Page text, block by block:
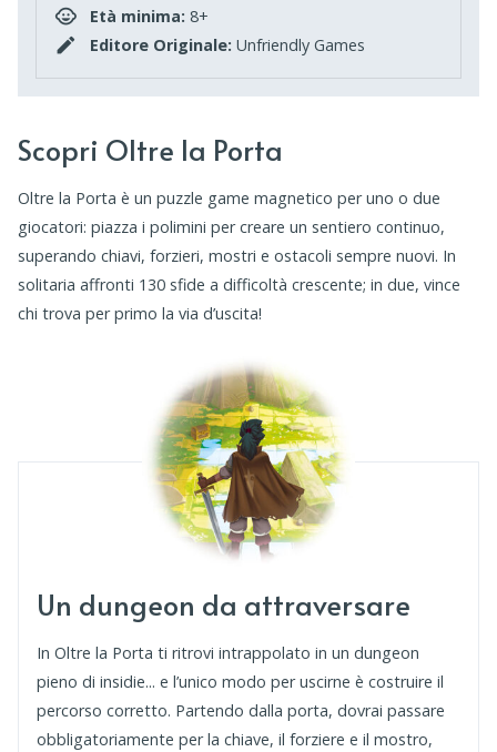
Età minima: 8+
Editore Originale: Unfriendly Games
Scopri Oltre la Porta
Oltre la Porta è un puzzle game magnetico per uno o due
giocatori: piazza i polimini per creare un sentiero continuo,
superando chiavi, forzieri, mostri e ostacoli sempre nuovi. In
solitaria affronti 130 sfide a difficoltà crescente; in due, vince
chi trova per primo la via d’uscita!
Un dungeon da attraversare
In Oltre la Porta ti ritrovi intrappolato in un dungeon
pieno di insidie... e l’unico modo per uscirne è costruire il
percorso corretto. Partendo dalla porta, dovrai passare
obbligatoriamente per la chiave, il forziere e il mostro,